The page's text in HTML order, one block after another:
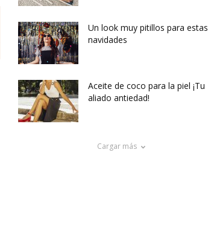
Un look muy pitillos para estas
navidades
Aceite de coco para la piel ¡Tu
aliado antiedad!
Cargar más